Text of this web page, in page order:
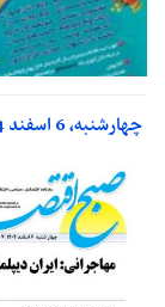
چهارشنبه، 6 اسفند 1404